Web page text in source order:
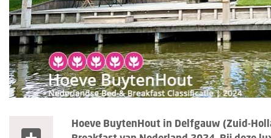
Hoeve BuytenHout in Delfgauw (Zuid-